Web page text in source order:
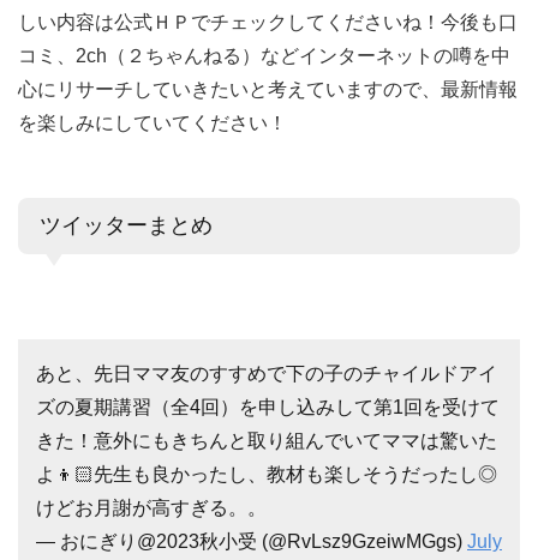
しい内容は公式ＨＰでチェックしてくださいね！今後も口
コミ、2ch（２ちゃんねる）などインターネットの噂を中
心にリサーチしていきたいと考えていますので、最新情報
を楽しみにしていてください！
ツイッターまとめ
あと、先日ママ友のすすめで下の子のチャイルドアイ
ズの夏期講習（全4回）を申し込みして第1回を受けて
きた！意外にもきちんと取り組んでいてママは驚いた
よ👦🏻先生も良かったし、教材も楽しそうだったし◎
けどお月謝が高すぎる。。
— おにぎり@2023秋小受 (@RvLsz9GzeiwMGgs) July